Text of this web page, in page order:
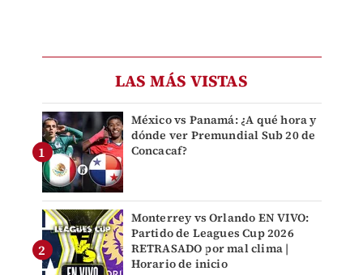
LAS MÁS VISTAS
México vs Panamá: ¿A qué hora y
dónde ver Premundial Sub 20 de
Concacaf?
Monterrey vs Orlando EN VIVO:
Partido de Leagues Cup 2026
RETRASADO por mal clima |
Horario de inicio